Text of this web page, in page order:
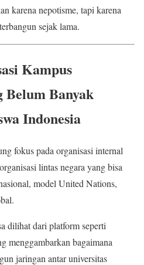
karena nepotisme, tapi karena
sejak lama.
Kampus
Belum Banyak
Indonesia
fokus pada organisasi internal
lintas negara yang bisa
model United Nations,
dilihat dari platform seperti
menggambarkan bagaimana
jaringan antar universitas